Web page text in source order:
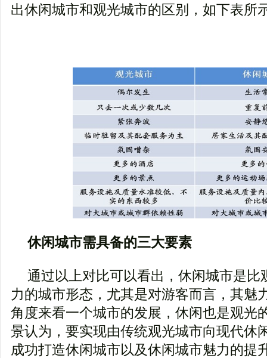
出休闲城市和观光城市的区别，如下表所
休闲城市需具备的三大要素
通过以上对比可以看出，休闲城市是比
力的城市形态，尤其是对游客而言，其魅
角度来看一个城市的发展，休闲也是观光
景认为，要实现由传统观光城市向现代休
成功打造休闲城市以及休闲城市魅力的提